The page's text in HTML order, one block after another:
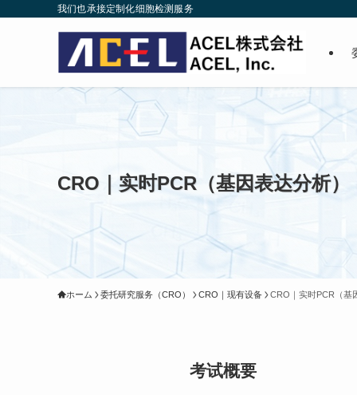
我们也承接定制化细胞检测服务
CRO｜实时PCR（基因表达分析）
ホーム 委托研究服务（CRO） CRO｜现有设备 CRO｜实时PCR（基
考试概要